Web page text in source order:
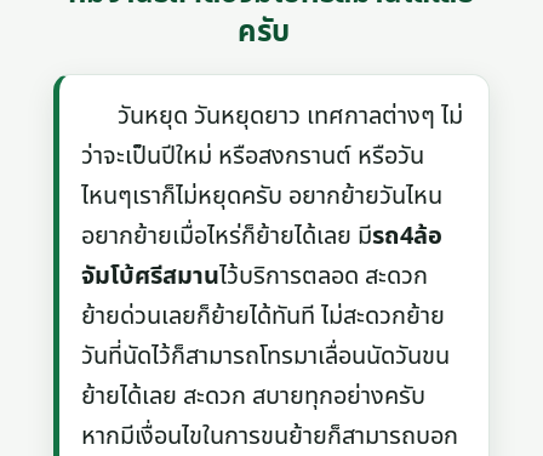
ครับ
วันหยุด วันหยุดยาว เทศกาลต่างๆ ไม่
ว่าจะเป็นปีใหม่ หรือสงกรานต์ หรือวัน
ไหนๆเราก็ไม่หยุดครับ อยากย้ายวันไหน
อยากย้ายเมื่อไหร่ก็ย้ายได้เลย มีรถ4ล้อ
จัมโบ้ศรีสมานไว้บริการตลอด สะดวก
ย้ายด่วนเลยก็ย้ายได้ทันที ไม่สะดวกย้าย
วันที่นัดไว้ก็สามารถโทรมาเลื่อนนัดวันขน
ย้ายได้เลย สะดวก สบายทุกอย่างครับ
หากมีเงื่อนไขในการขนย้ายก็สามารถบอก